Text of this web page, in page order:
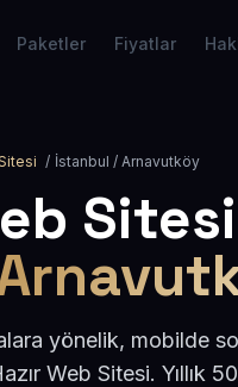
Paketler Fiyatlar
/ İstanbul / Arnavutköy
Sitesi
yönelik, mobilde
Web Sitesi. Yıllık